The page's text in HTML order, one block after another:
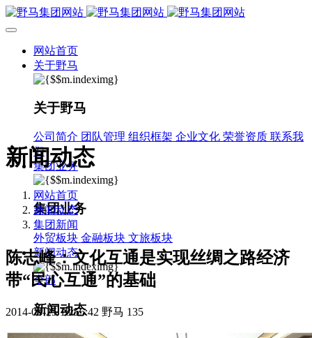
网站首页
关于野马
关于野马
公司简介 团队管理 组织框架 企业文化 荣誉资质 联系我
们
集团业务
集团业务
外贸板块 金融板块 文旅板块
新闻动态
全部
新闻动态
新闻动态
网站首页
新闻动态
集团新闻
陈志峰：文化互通是实现丝绸之路经济
带“民心互通”的基础
2014-08-25 18:55:42 野马 135